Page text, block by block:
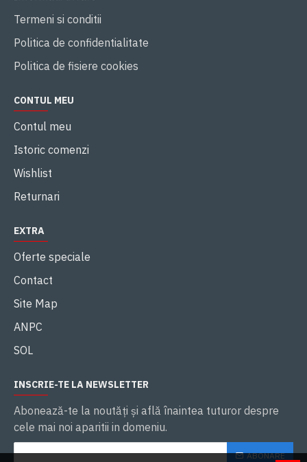
Termeni si conditii
Politica de confidentialitate
Politica de fisiere cookies
CONTUL MEU
Contul meu
Istoric comenzi
Wishlist
Returnari
EXTRA
Oferte speciale
Contact
Site Map
ANPC
SOL
INSCRIE-TE LA NEWSLETTER
Abonează-te la noutăţi și află înaintea tuturor despre
cele mai noi aparitii in domeniu.
ABONARE